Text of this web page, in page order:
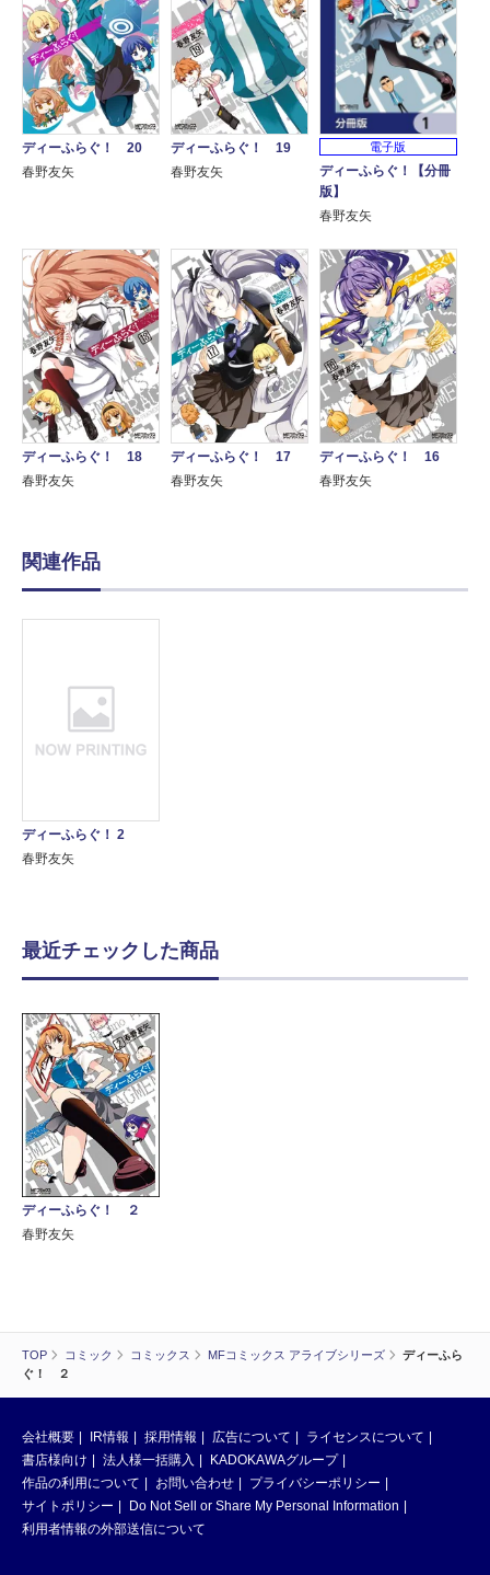
TOP コミック コミックス MFコミックス アライブシリーズ
ディーふら
ぐ！ ２
ディーふらぐ！ 20
春野友矢
ディーふらぐ！ 19
春野友矢
電子版
ディーふらぐ！【分冊
版】
春野友矢
ディーふらぐ！ 18
春野友矢
ディーふらぐ！ 17
春野友矢
ディーふらぐ！ 16
春野友矢
関連作品
ディーふらぐ！ 2
春野友矢
最近チェックした商品
ディーふらぐ！ ２
春野友矢
会社概要 IR情報 採用情報 広告について
ライセンスについて
書店様向け
法人様一括購入
KADOKAWAグループ
作品の利用について
お問い合わせ
プライバシーポリシー
サイトポリシー
Do Not Sell or Share My Personal Information
利用者情報の外部送信について